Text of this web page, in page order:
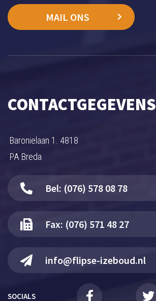
MAIL ONS
CONTACTGEGEVENS
Baronielaan 1. 4818
PA Breda
Bel: (076) 578 08 78
Fax: (076) 571 48 27
info@flipse-izeboud.nl
SOCIALS